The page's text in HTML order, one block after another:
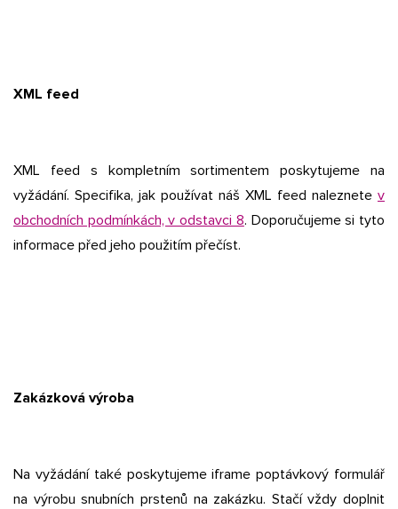
XML feed
XML feed s kompletním sortimentem poskytujeme na
vyžádání. Specifika, jak používat náš XML feed naleznete v
obchodních podmínkách, v odstavci 8. Doporučujeme si tyto
informace před jeho použitím přečíst.
Zakázková výroba
Na vyžádání také poskytujeme iframe poptávkový formulář
na výrobu snubních prstenů na zakázku. Stačí vždy doplnit